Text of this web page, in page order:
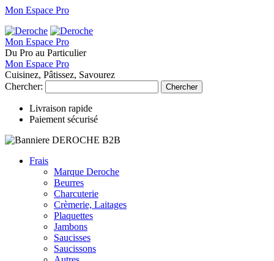
Mon Espace Pro
Mon Espace Pro
Du Pro au Particulier
Mon Espace Pro
Cuisinez, Pâtissez, Savourez
Chercher:
Chercher
Livraison rapide
Paiement sécurisé
Frais
Marque Deroche
Beurres
Charcuterie
Crèmerie, Laitages
Plaquettes
Jambons
Saucisses
Saucissons